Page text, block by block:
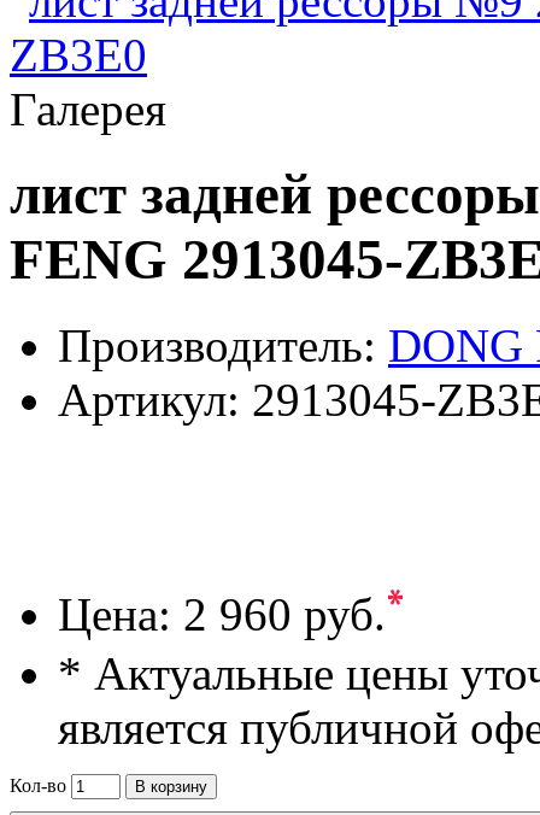
Галерея
лист задней
FENG 2913045-
Производитель: DONG
Артикул: 2913045-
Цена: 2 960 руб.*
* Актуальные цены
является публичной
Кол-во
В корзину